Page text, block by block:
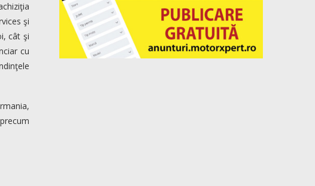
şi
cât şi
cu